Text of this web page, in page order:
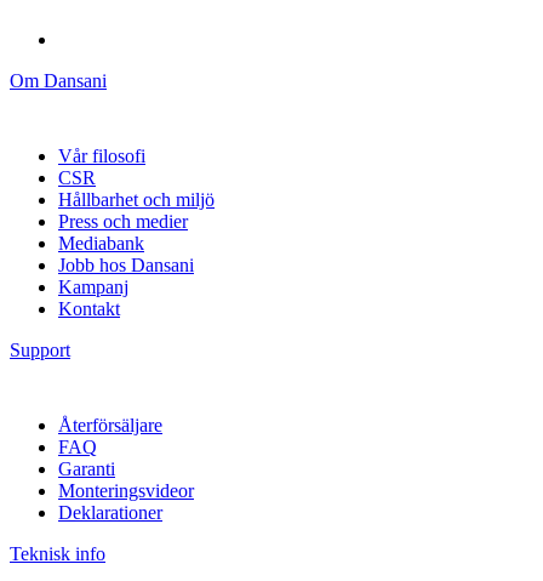
Om Dansani
Vår filosofi
CSR
Hållbarhet och miljö
Press och medier
Mediabank
Jobb hos Dansani
Kampanj
Kontakt
Support
Återförsäljare
FAQ
Garanti
Monteringsvideor
Deklarationer
Teknisk info